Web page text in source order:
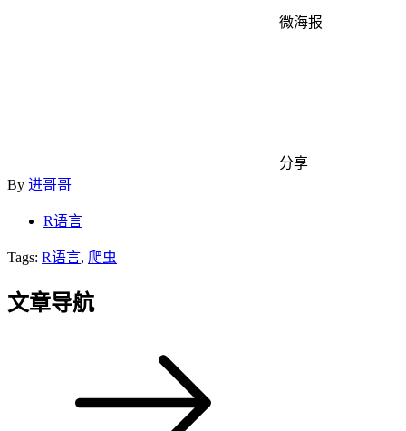
微海报
分享
By 进哥哥
R语言
Tags: R语言, 爬虫
文章导航